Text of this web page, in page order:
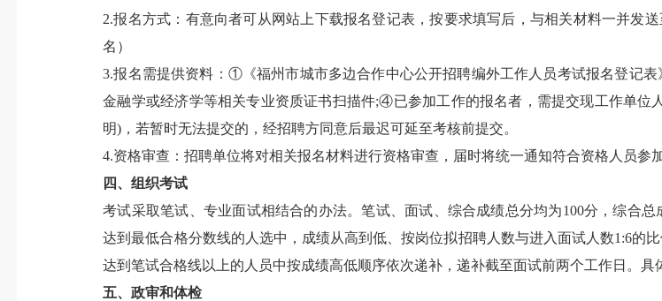
2.报名方式：有意向者可从网站上下载报名登记表，按要求填写后，与相关材料一并发
名）
3.报名需提供资料：①《福州市城市多边合作中心公开招聘编外工作人员考试报名登记
金融学或经济学等相关专业资质证书扫描件;④已参加工作的报名者，需提交现工作单位
明)，若暂时无法提交的，经招聘方同意后最迟可延至考核前提交。
4.资格审查：招聘单位将对相关报名材料进行资格审查，届时将统一通知符合资格人员参
四、组织考试
考试采取笔试、专业面试相结合的办法。笔试、面试、综合成绩总分均为100分，综合
达到最低合格分数线的人选中，成绩从高到低、按岗位拟招聘人数与进入面试人数1:6的
达到笔试合格线以上的人员中按成绩高低顺序依次递补，递补截至面试前两个工作日。具
五、政审和体检